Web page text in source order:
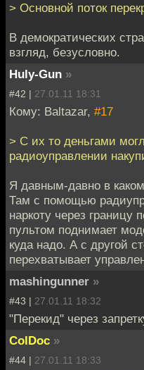
> Основной поток
В демократических
взгляд, безусловно.
Huly-Gun »
#42 | 27.01.11 18:31
Кому: Baltazar, #17
> С их то деньгами
радиоуправлении
Я давным-давно в
Там с помощью
наркоту через границу
пультом поднимает
куда надо. А с другой
перехватывает
mashingunner »
#43 | 27.01.11 18:32
"Перекид" через
ColDoc »
#44 | 27.01.11 18:33